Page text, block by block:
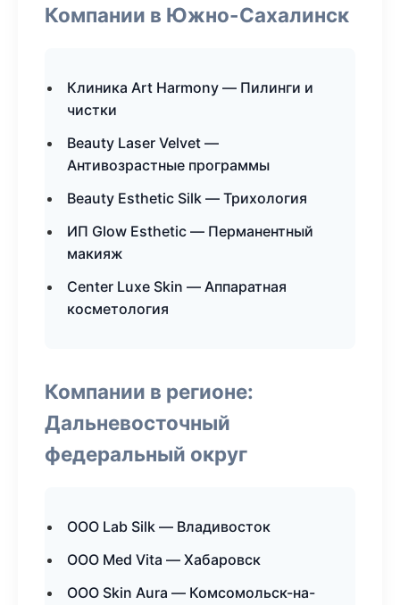
Компании в Южно-Сахалинск
Клиника Art Harmony — Пилинги и
чистки
Beauty Laser Velvet —
Антивозрастные программы
Beauty Esthetic Silk — Трихология
ИП Glow Esthetic — Перманентный
макияж
Center Luxe Skin — Аппаратная
косметология
Компании в регионе:
Дальневосточный
федеральный округ
ООО Lab Silk — Владивосток
ООО Med Vita — Хабаровск
ООО Skin Aura — Комсомольск-на-